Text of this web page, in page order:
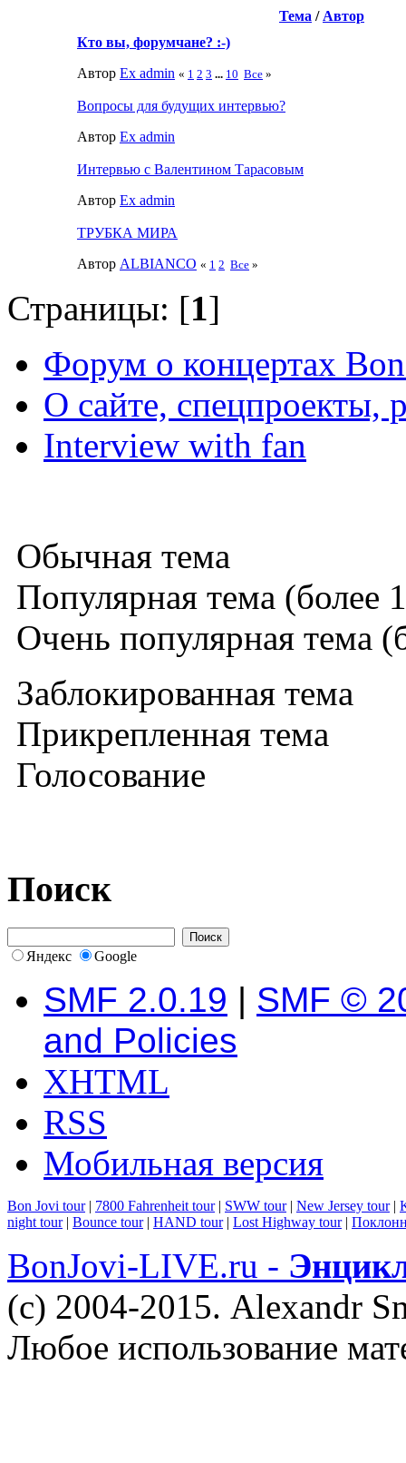
Тема / Автор
Кто вы, форумчане? :-)
Автор Ex admin « 1 2 3 ... 10 Все »
Вопросы для будущих интервью?
Автор Ex admin
Интервью с Валентином Тарасовым
Автор Ex admin
ТРУБКА МИРА
Автор ALBIANCO « 1 2 Все »
Страницы: [1]
Форум о концертах
О сайте, спецпроекты,
Interview with fan
Обычная тема
Популярная тема (более
Очень популярная тема
Заблокированная тема
Прикрепленная тема
Голосование
Поиск
Яндекс Google
SMF 2.0.19 | SMF ©
and Policies
XHTML
RSS
Мобильная версия
Bon Jovi tour| 7800 Fahrenheit tour| SWW tour| New Jersey tour|
night tour| Bounce tour| HAND tour| Lost Highway tour|
BonJovi-LIVE.ru -
(c) 2004-2015. Alexandr
Любое использование